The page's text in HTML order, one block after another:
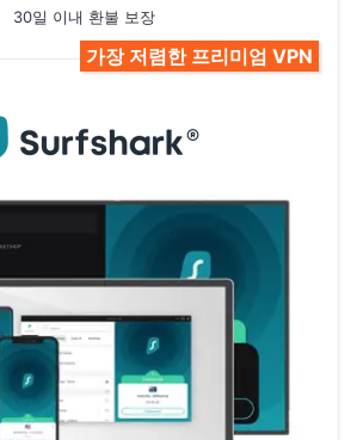
30일 이내 환불 보장
가장 저렴한 프리미엄 VPN